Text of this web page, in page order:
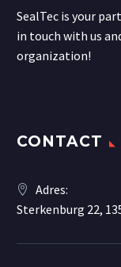
SealTec is your
in touch with us
organization!
CONTACT
Adres:
Sterkenburg 22,